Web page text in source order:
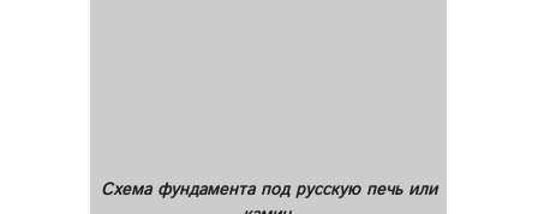
Схема фундамента под русскую печь или